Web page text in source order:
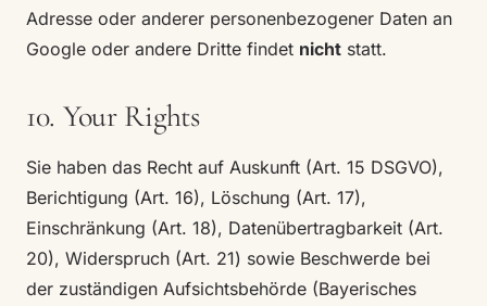
Adresse oder anderer personenbezogener Daten an
Google oder andere Dritte findet nicht statt.
10. Your Rights
Sie haben das Recht auf Auskunft (Art. 15 DSGVO),
Berichtigung (Art. 16), Löschung (Art. 17),
Einschränkung (Art. 18), Datenübertragbarkeit (Art.
20), Widerspruch (Art. 21) sowie Beschwerde bei
der zuständigen Aufsichtsbehörde (Bayerisches